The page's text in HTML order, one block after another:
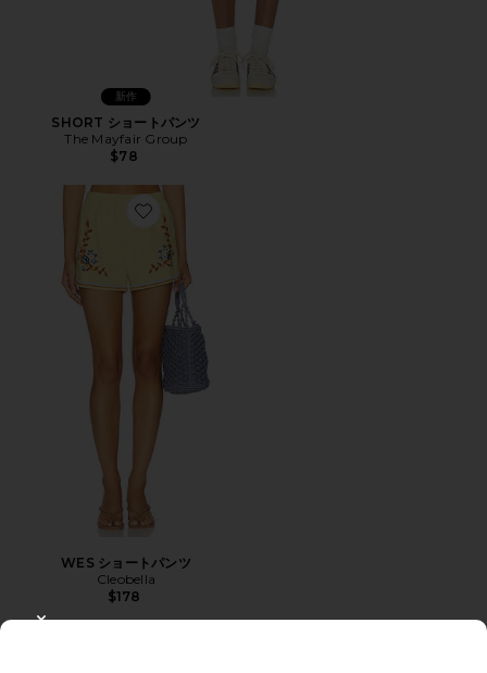
新作
SHORT ショートパンツ
The Mayfair Group
$78
WES ショートパンツ
Cleobella
$178